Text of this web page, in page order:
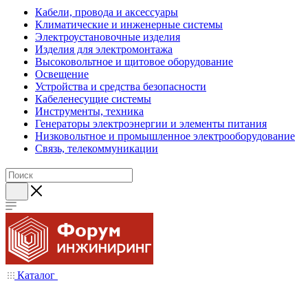
Кабели, провода и аксессуары
Климатические и инженерные системы
Электроустановочные изделия
Изделия для электромонтажа
Высоковольтное и щитовое оборудование
Освещение
Устройства и средства безопасности
Кабеленесущие системы
Инструменты, техника
Генераторы электроэнергии и элементы питания
Низковольтное и промышленное электрооборудование
Связь, телекоммуникации
Каталог